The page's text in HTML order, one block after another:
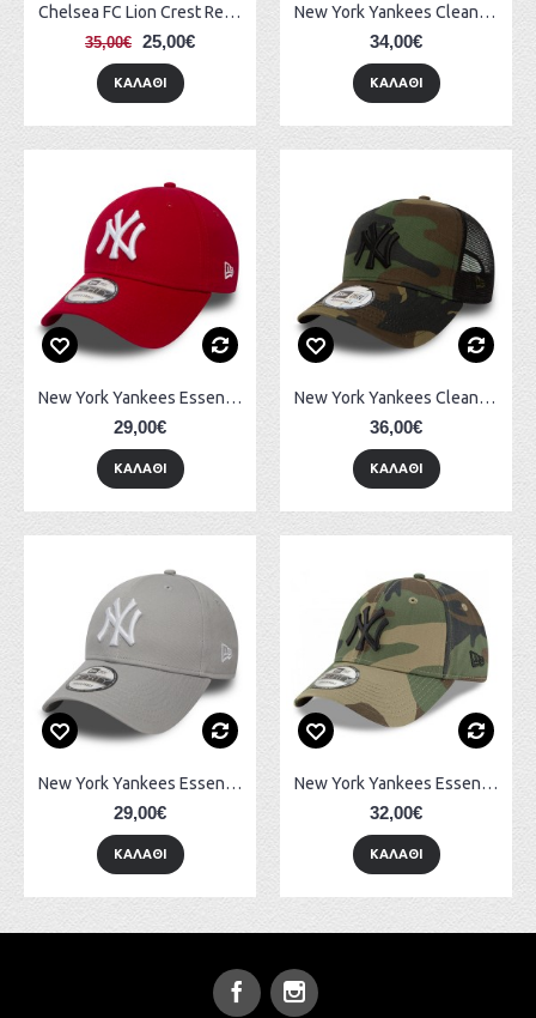
Chelsea FC Lion Crest Retro Blue 9FORTY Cap
35,00€ 25,00€
ΚΑΛΆΘΙ
New York Yankees Clean A Frame Black on Black Trucker 11579474
34,00€
ΚΑΛΆΘΙ
New York Yankees Essential Red 9FORTY Cap 10531938
29,00€
ΚΑΛΆΘΙ
New York Yankees Clean A Frame Camo Trucker 11579473
36,00€
ΚΑΛΆΘΙ
New York Yankees Essential Grey 9FORTY 10531940
29,00€
ΚΑΛΆΘΙ
New York Yankees Essential Camo 9FORTY 11357008
32,00€
ΚΑΛΆΘΙ